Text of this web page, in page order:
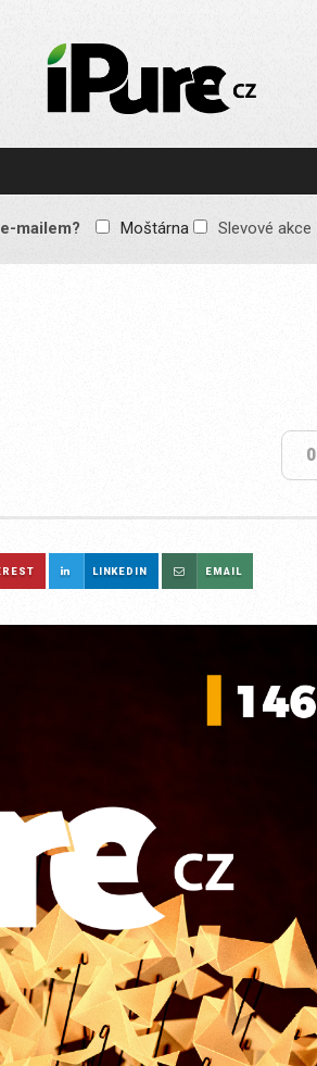
IPURE.CZ
Prémiový Apple e-
reklamy, žádné
obsah pro všechny
mailem? Moštárna Slevové akce
0
LINKEDIN EMAIL